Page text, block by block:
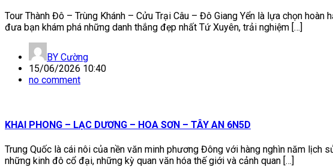
Tour Thành Đô – Trùng Khánh – Cửu Trại Câu – Đô Giang Yển là lựa chọn
đưa bạn khám phá những danh thắng đẹp nhất Tứ Xuyên, trải nghiệm […]
BY Cường
15/06/2026 10:40
no comment
KHAI PHONG – LẠC DƯƠNG – HOA SƠN – TÂY AN 6N5D
Trung Quốc là cái nôi của nền văn minh phương Đông với hàng nghìn năm
những kinh đô cổ đại, những kỳ quan văn hóa thế giới và cảnh quan […]